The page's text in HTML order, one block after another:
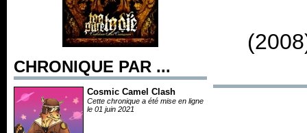
CHRONIQUE PAR ...
Cosmic Camel Clash
Cette chronique a été mise en ligne
le 01 juin 2021